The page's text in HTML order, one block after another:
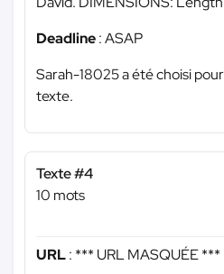
Deadline: ASAP
Sarah-18025 a été choisi
texte.
Texte #4
10 mots
URL: *** URL MASQUÉE ***